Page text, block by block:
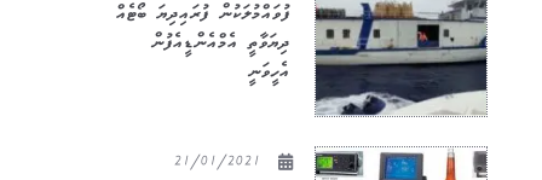
ފުވައްމުލަކުން ފުރައިދިޔަ ބޯޓެއް
ދިޔަވާތީ އެމްއެންޑީއެފުން
އެހީވަނީ